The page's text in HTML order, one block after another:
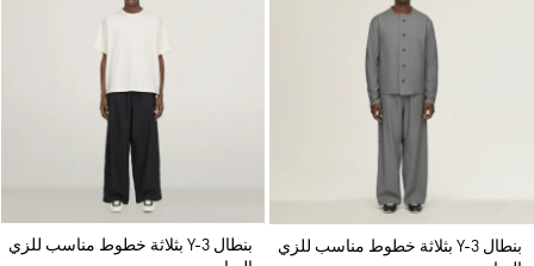
بنطال Y-3 بثلاثة خطوط مناسب للزي
بنطال Y-3 بثلاثة خطوط مناسب للزي